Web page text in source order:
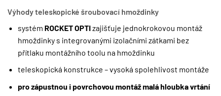
Výhody teleskopické šroubovací hmoždinky
systém ROCKET OPTIzajišťuje jednokrokovou montáž
hmoždinky s integrovanými izolačními zátkami bez
přítlaku montážního toolu na hmoždinku
teleskopická konstrukce – vysoká spolehlivost montáže
pro zápustnou i povrchovou montáž malá hloubka vrtání